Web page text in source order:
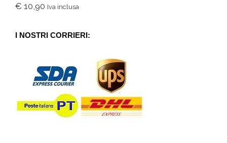
0
5
€ 10,90 Iva inclusa
I NOSTRI CORRIERI: